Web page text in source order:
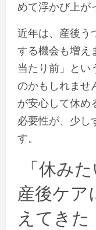
めて浮かび上が
近年は、産後う
する機会も増え
当たり前」とい
のかもしれませ
が安心して休め
必要性が、少し
す。
「休み
産後ケア
えてきた